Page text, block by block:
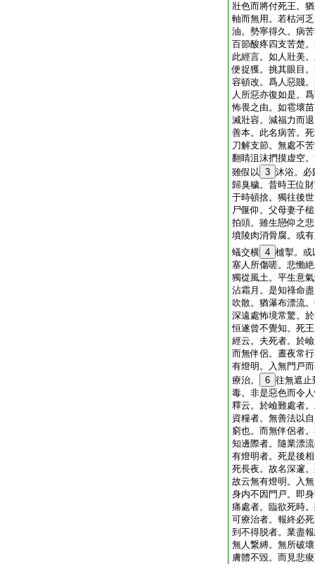
壯色而將付死王。
軸而無用。若枯河
油。勢寧得久。病
百節酸疼四支苦楚
此經言。如人壯美
便捉獲。挑其眼目
容頓改。爲人惡賤
人所惡亦復如是。
怖畏之由。如雹壞
滅壯容。減福力而
善本。此名病苦。
刀解支節。無處不
翻睛沮沫捫摸虚空
雖假以 3 沐浴。必
歸臭穢。昔時王位
于時頓捨。獨往後
尸偃仰。父母妻子
拍頭。雖生戀仰之
墳陵肉消骨腐。或
蟻交横 4 樝掣。或
塞人所傷嗟。悲慟
獨從風土。平生意
沾霜月。是知祿命
吹散。猶瀑布漂流
深遠處怖境常驚。
恒遂曾不覺知。死
經云。夫死者。於
而無伴侶。晝夜常
有燈明。入無門戸
療治。
6 往無遮止
毒。非是惡色而令
釋云。於嶮難處者
資糧者。無善法以
窮也。而無伴侶者
知邊際者。隨業漂
有燈明者。死是後
死長夜。故名深邃
故云無有燈明。入
身内不因門戸。即
痛處者。臨欲死時
可療治者。報終必
到不得脱者。業盡
無人繋縛。無所破
膚體不毀。而見悲